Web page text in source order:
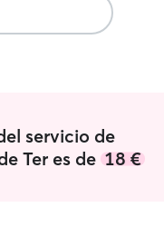
maravillosa!
duda, le
día, y nos dio
nuestro perro
servicio de
Ter es de 18 €